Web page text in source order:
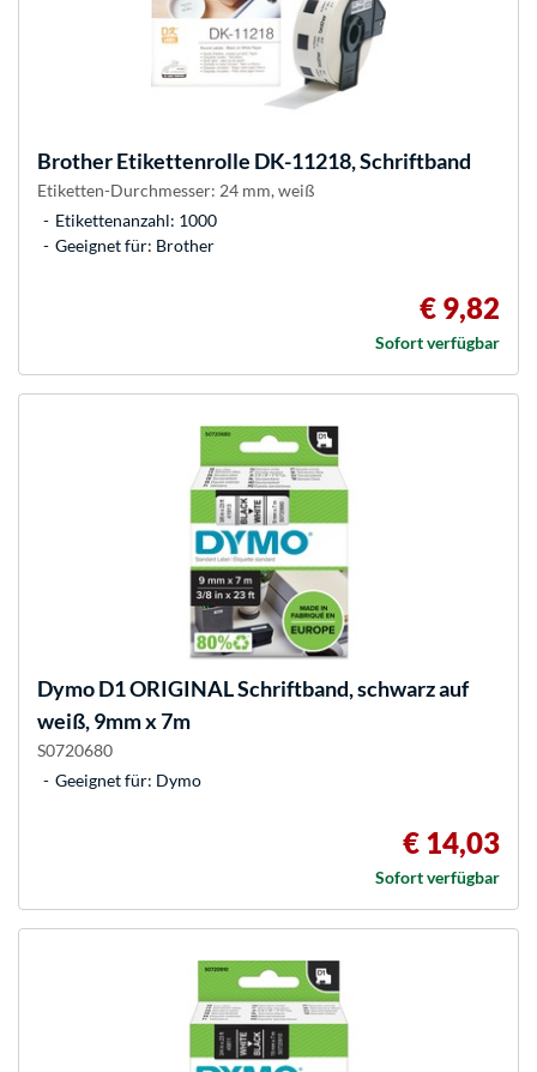
BrotherEtikettenrolle DK-11218, Schriftband
Etiketten-Durchmesser: 24 mm, weiß
Etikettenanzahl: 1000
Geeignet für: Brother
€ 9,82
Sofort verfügbar
DymoD1 ORIGINAL Schriftband, schwarz auf
weiß, 9mm x 7m
S0720680
Geeignet für: Dymo
€ 14,03
Sofort verfügbar